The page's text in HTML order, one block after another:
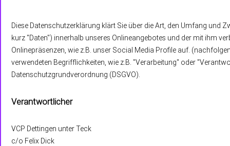
Diese Datenschutzerklärung klärt Sie über die Art, den Umfang
kurz "Daten") innerhalb unseres Onlineangebotes und der mit ihm
Onlinepräsenzen, wie z.B. unser Social Media Profile auf.
verwendeten Begrifflichkeiten, wie z.B. "Verarbeitung" oder
Datenschutzgrundverordnung (DSGVO).
Verantwortlicher
VCP Dettingen unter Teck
c/o Felix Dick